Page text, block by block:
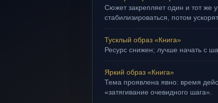
Сюжет закрепляет один и тот же
стабилизироваться, потом
Тусклый образ «Книга»
Ресурс снижен; лучше начать с
Яркий образ «Книга»
Тема проявлена явно: время
«затягивание очевидного шага».